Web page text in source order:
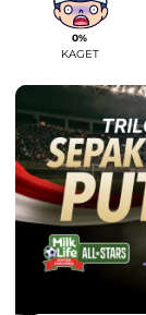
0%
KAGET